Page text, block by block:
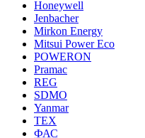
Honeywell
Jenbacher
Mirkon Energy
Mitsui Power Eco
POWERON
Pramac
REG
SDMO
Yanmar
ТЕХ
ФАС